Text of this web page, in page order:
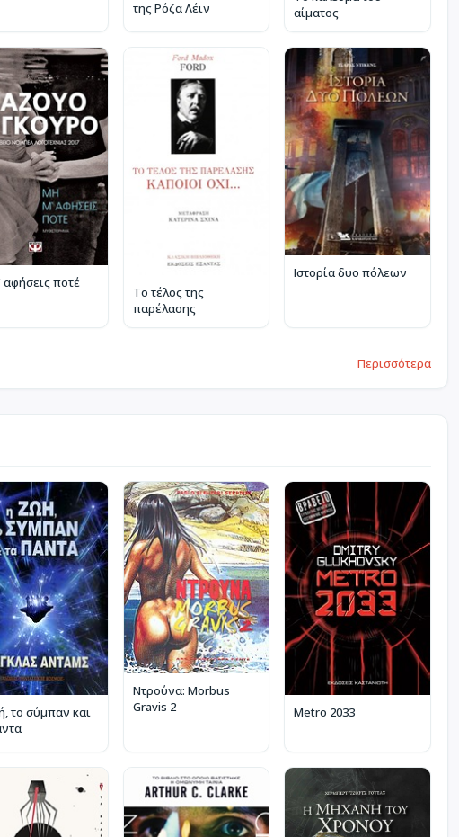
της Ρόζα Λέιν
αίματος
ποτέ
Το τέλος της
παρέλασης
Ιστορία δυο πόλεων
Περισσότερα
το σύμπαν και
Ντρούνα: Morbus
Gravis 2
Metro 2033